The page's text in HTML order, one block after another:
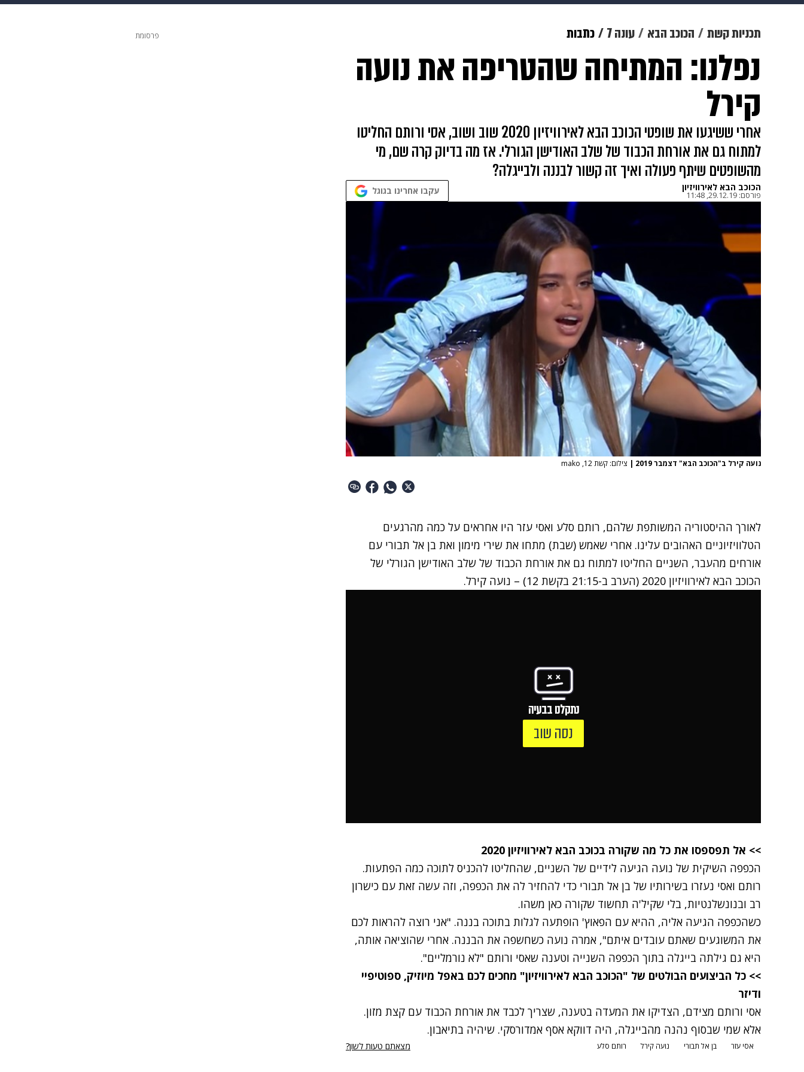
מוזיקה תרבות צבא וביטחון
גאווה משפט תשעה חודשים מתכונים פרויקטים מיוחדים
תכניות קשת הכוכב הבא עונה 7 כתבות
נפלנו: המתיחה שהטריפה את נועה
קירל
אחרי ששיגעו את שופטי הכוכב הבא לאירוויזיון 2020 שוב ושוב, אסי ורותם החליטו
למתוח גם את אורחת הכבוד של שלב האודישן הגורלי. אז מה בדיוק קרה שם, מי
מהשופטים שיתף פעולה ואיך זה קשור לבננה ולבייגלה?
הכוכב הבא לאירוויזיון
פורסם: 29.12.19, 11:48 עקבו אחרינו בגוגל
נועה קירל ב"הכוכב הבא" דצמבר 2019 | צילום: קשת 12, mako
לאורך ההיסטוריה המשותפת שלהם, רותם סלע ואסי עזר היו אחראים על כמה מהרגעים
הטלוויזיוניים האהובים עלינו. אחרי שאמש (שבת) מתחו את שירי מימון ואת בן אל תבורי עם
אורחים מהעבר, השניים החליטו למתוח גם את אורחת הכבוד של שלב האודישן הגורלי של
הכוכב הבא לאירוויזיון 2020 (הערב ב-21:15 בקשת 12) – נועה קירל.
נתקלנו בבעיה
נסה שוב
>> אל תפספסו את כל מה שקורה בכוכב הבא לאירוויזיון 2020
הכפפה השיקית של נועה הגיעה לידיים של השניים, שהחליטו להכניס לתוכה כמה הפתעות.
רותם ואסי נעזרו בשירותיו של בן אל תבורי כדי להחזיר לה את הכפפה, וזה עשה זאת עם כישרון
רב ובנונשלנטיות, בלי שקיל'ה תחשוד שקורה כאן משהו.
כשהכפפה הגיעה אליה, ההיא עם הפאוץ' הופתעה לגלות בתוכה בננה. "אני רוצה להראות לכם
את המשוגעים שאתם עובדים איתם", אמרה נועה כשחשפה את הבננה. אחרי שהוציאה אותה,
היא גם גילתה בייגלה בתוך הכפפה השנייה וטענה שאסי ורותם "לא נורמליים".
>> כל הביצועים הבולטים של "הכוכב הבא לאירוויזיון" מחכים לכם באפל מיוזיק, ספוטיפיי
ודיזר
אסי ורותם מצידם, הצדיקו את המעדה בטענה, שצריך לכבד את אורחת הכבוד עם קצת מזון.
אלא שמי שבסוף נהנה מהבייגלה, היה דווקא אסף אמדורסקי. שיהיה בתיאבון.
אסי עזר בן אל תבורי נועה קירל רותם סלע מצאתם טעות לשון?
פרסומת